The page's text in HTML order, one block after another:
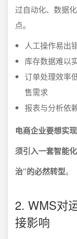
过自动化、数据
点。
人工操作易出
库存数据难以
订单处理效率
售需求
报表与分析依
电商企业要想实
须引入一套智能
治”的必然转型。
2. WMS对
接影响